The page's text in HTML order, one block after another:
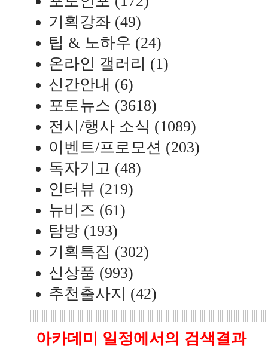
기획강좌 (49)
팁 & 노하우 (24)
온라인 갤러리 (1)
신간안내 (6)
포토뉴스 (3618)
전시/행사 소식 (1089)
이벤트/프로모션 (203)
독자기고 (48)
인터뷰 (219)
뉴비즈 (61)
탐방 (193)
기획특집 (302)
신상품 (993)
추천출사지 (42)
아카데미 일정에서의 검색결과